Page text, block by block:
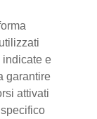
indicate e
garantire
attivati